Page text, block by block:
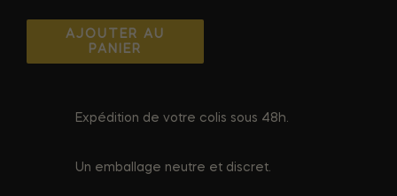
AJOUTER AU
PANIER
Expédition de votre colis sous 48h.
Un emballage neutre et discret.